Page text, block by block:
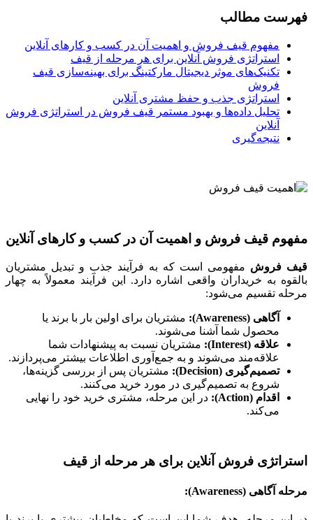
فهرست مطالب
مفهوم قیف فروش و اهمیت آن در کسب و کارهای آنلاین
استراتژی فروش آنلاین برای هر مرحله از قیف
تکنیک‌های موثر دیجیتال مارکتینگ برای بهینه‌سازی قیف
فروش
استراتژی جذب و حفظ مشتری آنلاین
تحلیل داده‌ها و بهبود مستمر قیف فروش در استراتژی فروش
آنلاین
نتیجه‌گیری
مفهوم قیف فروش و اهمیت آن در کسب و کارهای آنلاین
قیف فروش مفهومی است که به فرآیند جذب و تبدیل مشتریان
بالقوه به خریداران واقعی اشاره دارد. این فرآیند معمولاً به چهار
مرحله تقسیم می‌شود:
آگاهی (Awareness):
مشتریان برای اولین بار با برند یا
محصول شما آشنا می‌شوند.
علاقه (Interest):
مشتریان نسبت به پیشنهادات شما
علاقه‌مند می‌شوند و به جمع‌آوری اطلاعات بیشتر می‌پردازند.
تصمیم‌گیری (Decision):
مشتریان پس از بررسی گزینه‌ها،
شروع به تصمیم‌گیری در مورد خرید می‌کنند.
اقدام (Action):
در این مرحله، مشتری خرید خود را نهایی
می‌کند.
استراتژی فروش آنلاین برای هر مرحله از قیف
مرحله آگاهی (Awareness):